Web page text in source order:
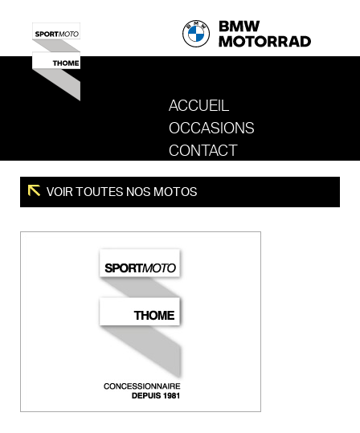
ACCUEIL
REVENIR AU SITE DE SPORT MOTO
OCCASIONS
CONTACT
VOIR TOUTES NOS MOTOS